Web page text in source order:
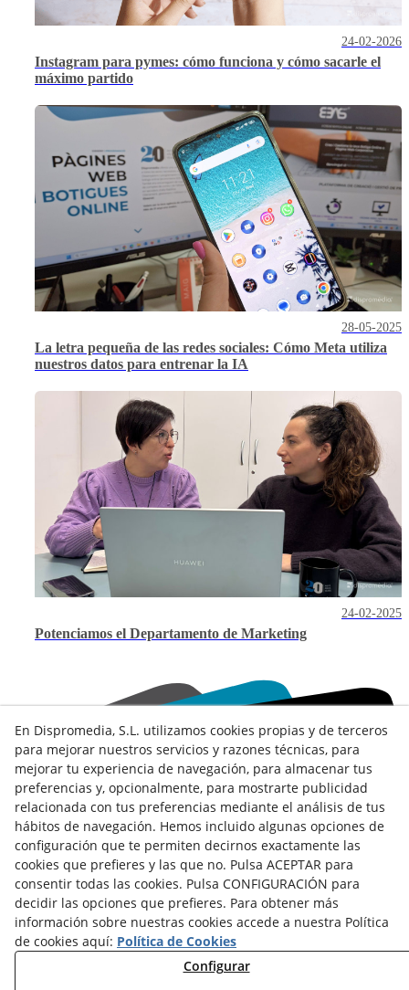
Instagram para pymes: cómo funciona y cómo sacarle el
máximo partido
24-02-2026
La letra pequeña de las redes sociales: Cómo Meta utiliza
nuestros datos para entrenar la IA
28-05-2025
Potenciamos el Departamento de Marketing
24-02-2025
Contacto
Actualidad Privacidad Cookies Aviso Legal
Términos y Condiciones de Uso Canal denuncias
Política de Seguridad - ENS
Estado del Servicio
Lunes a Viernes:
de8:00a15:00h
En Dispromedia, S.L. utilizamos cookies propias y de terceros
para mejorar nuestros servicios y razones técnicas, para
mejorar tu experiencia de navegación, para almacenar tus
preferencias y, opcionalmente, para mostrarte publicidad
relacionada con tus preferencias mediante el análisis de tus
hábitos de navegación. Hemos incluido algunas opciones de
configuración que te permiten decirnos exactamente las
cookies que prefieres y las que no. Pulsa ACEPTAR para
consentir todas las cookies. Pulsa CONFIGURACIÓN para
decidir las opciones que prefieres. Para obtener más
información sobre nuestras cookies accede a nuestra Política
de cookies aquí: Política de Cookies
Configurar